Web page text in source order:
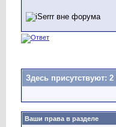
Здесь присутствуют: 2
Ваши права в разделе